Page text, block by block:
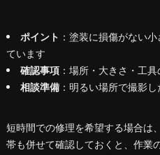
ポイント ：塗装に損傷がない
ています
確認事項：場所・大きさ・工
相談準備：明るい場所で撮影
短時間での修理を希望する場合は
帯も併せて確認しておくと、作業